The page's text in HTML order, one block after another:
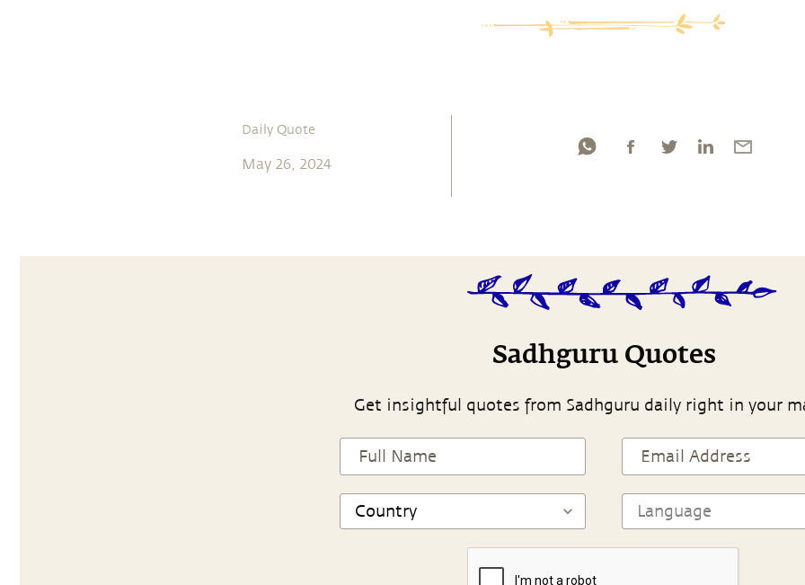
Daily Quote
May 26, 2024
Sadhguru Quotes
Get insightful quotes from Sadhguru daily right in your